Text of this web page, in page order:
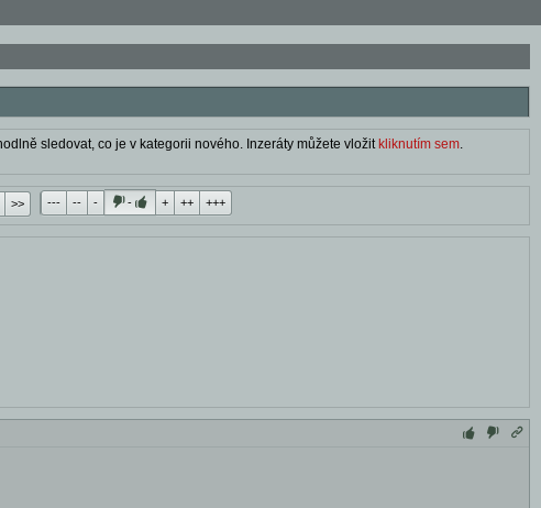
sledovat, co je v kategorii nového. Inzeráty můžete vložit kliknutím sem.
>> --- -- - - + ++ +++